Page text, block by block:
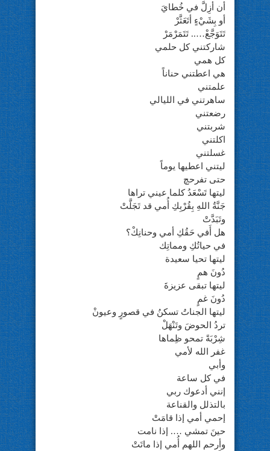
أن أزِلَّ في خُطايَ
أو بِشَيْءٍ أتَعَثَّرْ
تَتَوَجَّعْ….. تَتَمَرْمَرْ
شاركتني كل حلمي
كل همي
هي اعطتني حناناً
علمتني
ساهرتني في الليالي
رضعتني
شربتني
اكلتني
غسلتني
ليتني اعطيها يوماً
حتى تفرحچ
ليتها تَسْعَدُ كلما عيني تراها
جَنَّةُ اللهِ بِقُرْبِكِ أُمي قد تَجَلَّتْ
وتَبَدَّتْ
هل أَفي حَقُكِ أمي وحنانِكْ؟
في حياتُكِ ومماتِك
ليتها تحيا سعيدة
دُونَ همٍ
ليتها تبقى عزيزةَ
دُونَ غمٍ
ليتها الجناتُ تسكنُ في قصورٍ وعيونْ
تردُ الحوضَ وتَنْهَلْ
شِرْبَةً تمحو ظِماها
غفر الله لأمي
وأبي
في كل ساعة
إنني أدعوك ربي
بالتذلل والقناعة
إحمي أمي إذا قامَتْ
حينَ تمشي …. إذا نامت
وأرحم اللهم أُمي إذا ماتَتْ